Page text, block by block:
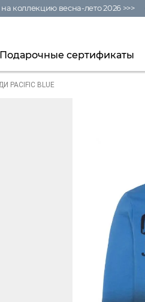
весна-лето 2026 >>>
Подарочные сертификаты
PACIFIC BLUE